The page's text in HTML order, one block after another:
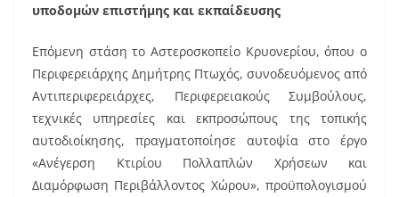
υποδομών επιστήμης και εκπαίδευσης
Επόμενη στάση το Αστεροσκοπείο Κρυονερίου, όπου ο
Περιφερειάρχης Δημήτρης Πτωχός, συνοδευόμενος από
Αντιπεριφερειάρχες, Περιφερειακούς Συμβούλους,
τεχνικές υπηρεσίες και εκπροσώπους της τοπικής
αυτοδιοίκησης, πραγματοποίησε αυτοψία στο έργο
«Ανέγερση Κτιρίου Πολλαπλών Χρήσεων και
Διαμόρφωση Περιβάλλοντος Χώρου», προϋπολογισμού